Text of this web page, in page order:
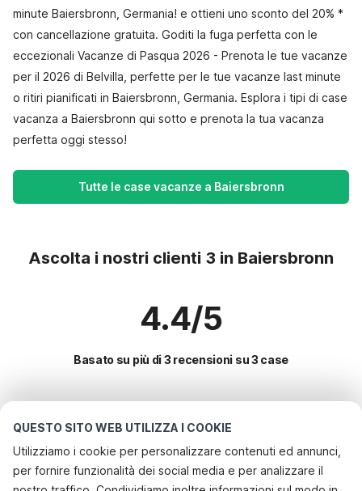
QUESTO SITO WEB UTILIZZA I COOKIE
Utilizziamo i cookie per personalizzare contenuti ed annunci,
per fornire funzionalità dei social media e per analizzare il
minute Baiersbronn, Germania! e ottieni uno sconto del 20% *
con cancellazione gratuita. Goditi la fuga perfetta con le
eccezionali Vacanze di Pasqua 2026 - Prenota le tue vacanze
per il 2026 di Belvilla, perfette per le tue vacanze last minute
o ritiri pianificati in Baiersbronn, Germania. Esplora i tipi di case
vacanza a Baiersbronn qui sotto e prenota la tua vacanza
perfetta oggi stesso!
Tutte le case vacanze a Baiersbronn
Ascolta i nostri clienti 3 in Baiersbronn
4.4/5
Basato su più di 3 recensioni su 3 case
Le destinazioni più popolari per le
vacanze
Servizi più popolari per le vacanze in Baiersbronn